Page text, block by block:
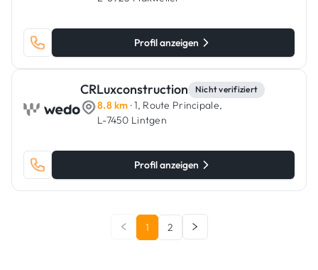
Profil anzeigen
CRLuxconstruction Nicht verifiziert
8.8 km · 1, Route Principale,
L-7450 Lintgen
Profil anzeigen
1 2